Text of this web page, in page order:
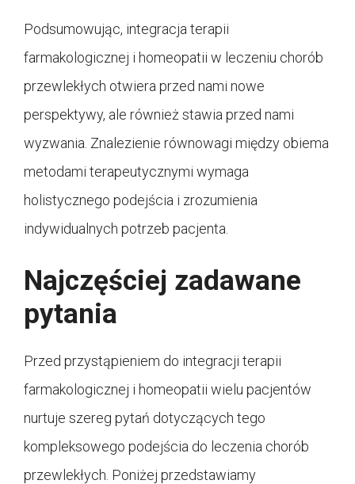
Podsumowując, integracja terapii
farmakologicznej i homeopatii w leczeniu chorób
przewlekłych otwiera przed nami nowe
perspektywy, ale również stawia przed nami
wyzwania. Znalezienie równowagi między obiema
metodami terapeutycznymi wymaga
holistycznego podejścia i zrozumienia
indywidualnych potrzeb pacjenta.
Najczęściej zadawane
pytania
Przed przystąpieniem do integracji terapii
farmakologicznej i homeopatii wielu pacjentów
nurtuje szereg pytań dotyczących tego
kompleksowego podejścia do leczenia chorób
przewlekłych. Poniżej przedstawiamy